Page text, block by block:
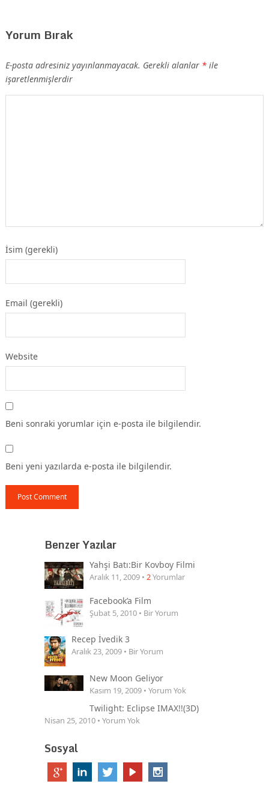
Yorum Bırak
E-posta adresiniz yayınlanmayacak. Gerekli alanlar *ile
işaretlenmişlerdir
İsim (gerekli)
Email (gerekli)
Website
Beni sonraki yorumlar için e-posta ile bilgilendir.
Beni yeni yazılarda e-posta ile bilgilendir.
Benzer Yazılar
Yahşi Batı:Bir Kovboy Filmi
Aralık 11, 2009 • 2Yorumlar
Facebook’a Film
Şubat 5, 2010 • Bir Yorum
Recep İvedik 3
Aralık 23, 2009 • Bir Yorum
New Moon Geliyor
Kasım 19, 2009 • Yorum Yok
Twilight: Eclipse IMAX!!(3D)
Nisan 25, 2010 • Yorum Yok
Sosyal